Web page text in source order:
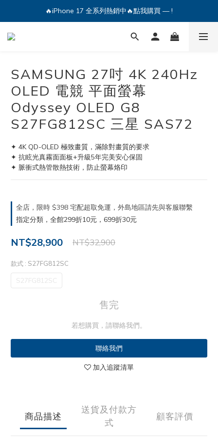
🔥iPhone 17 全系列熱銷中🔥點我購買 — !
💕加入Q哥 Line 新好友領優惠券！🎫
🔥iPhone 17 全系列熱銷中🔥點我購買 — !
SAMSUNG 27吋 4K 240Hz
OLED 電競 平面螢幕
Odyssey OLED G8
S27FG812SC 三星 SAS72
✦ 4K QD-OLED 極致畫質，滿除對畫質的要求
✦ 抗眩光真霧面面板+升級5年完美安心保固
✦ 脈衝式熱管散熱技術，防止螢幕烙印
全店，限時 $398 宅配超取免運，外島地區請先與客服聯繫
指定分類，全館299折10元，699折30元
NT$28,900 NT$32,900
款式 : S27FG812SC
S27FG812SC
售完
若想購買，請聯絡我們。
聯絡我們
加入追蹤清單
商品描述
送貨及付款方
式
顧客評價